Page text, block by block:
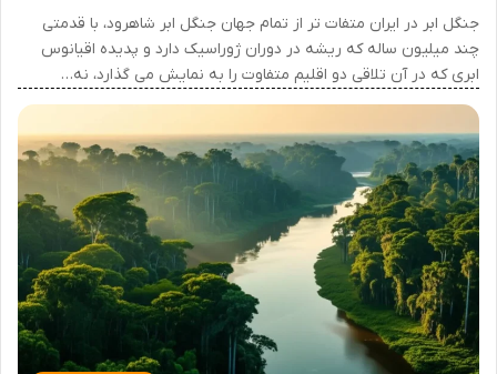
جنگل ابر در ایران متفات تر از تمام جهان جنگل ابر شاهرود، با قدمتی
چند میلیون ساله که ریشه در دوران ژوراسیک دارد و پدیده اقیانوس
ابری که در آن تلاقی دو اقلیم متفاوت را به نمایش می گذارد، نه…